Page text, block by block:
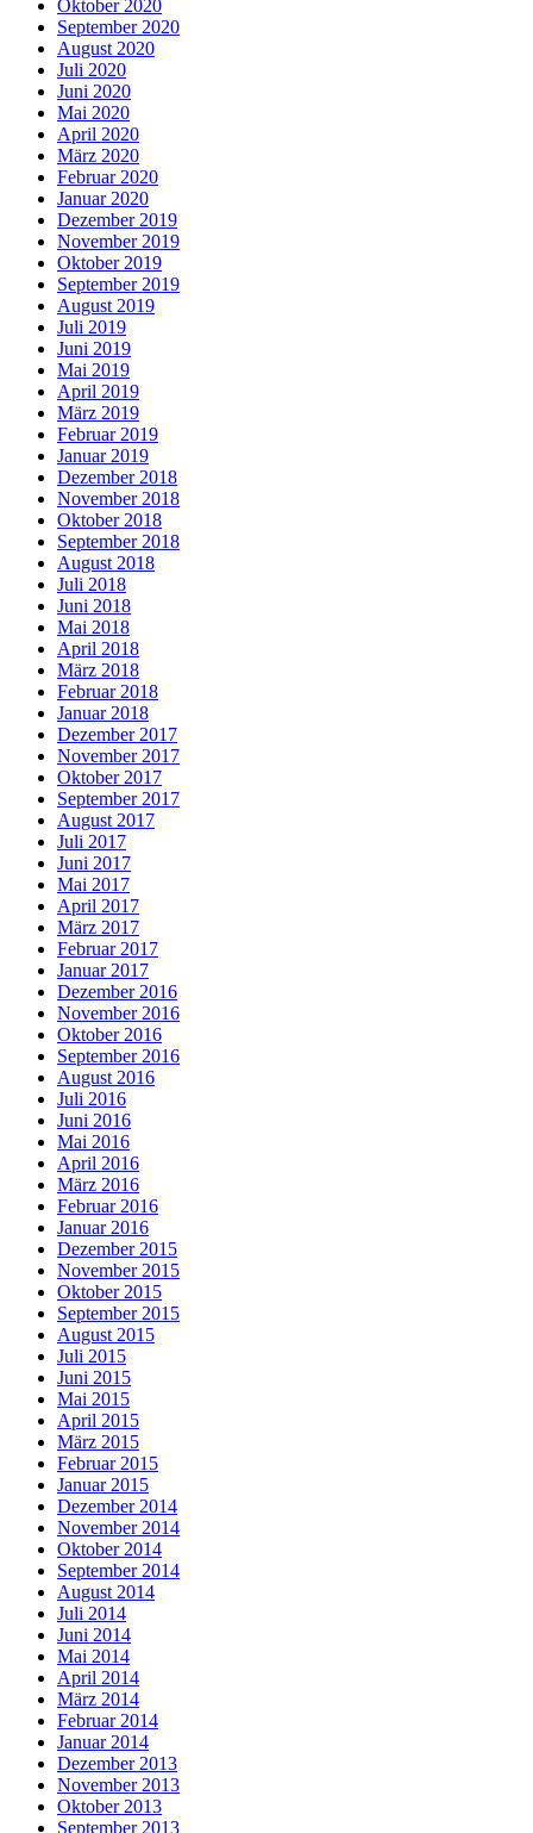
Oktober 2020
September 2020
August 2020
Juli 2020
Juni 2020
Mai 2020
April 2020
März 2020
Februar 2020
Januar 2020
Dezember 2019
November 2019
Oktober 2019
September 2019
August 2019
Juli 2019
Juni 2019
Mai 2019
April 2019
März 2019
Februar 2019
Januar 2019
Dezember 2018
November 2018
Oktober 2018
September 2018
August 2018
Juli 2018
Juni 2018
Mai 2018
April 2018
März 2018
Februar 2018
Januar 2018
Dezember 2017
November 2017
Oktober 2017
September 2017
August 2017
Juli 2017
Juni 2017
Mai 2017
April 2017
März 2017
Februar 2017
Januar 2017
Dezember 2016
November 2016
Oktober 2016
September 2016
August 2016
Juli 2016
Juni 2016
Mai 2016
April 2016
März 2016
Februar 2016
Januar 2016
Dezember 2015
November 2015
Oktober 2015
September 2015
August 2015
Juli 2015
Juni 2015
Mai 2015
April 2015
März 2015
Februar 2015
Januar 2015
Dezember 2014
November 2014
Oktober 2014
September 2014
August 2014
Juli 2014
Juni 2014
Mai 2014
April 2014
März 2014
Februar 2014
Januar 2014
Dezember 2013
November 2013
Oktober 2013
September 2013